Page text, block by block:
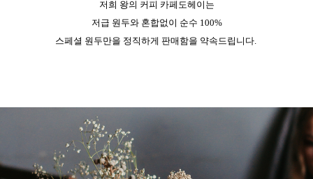
저희 왕의 커피 카페도헤이는
저급 원두와 혼합없이 순수 100%
스페셜 원두만을 정직하게 판매함을 약속드립니다.